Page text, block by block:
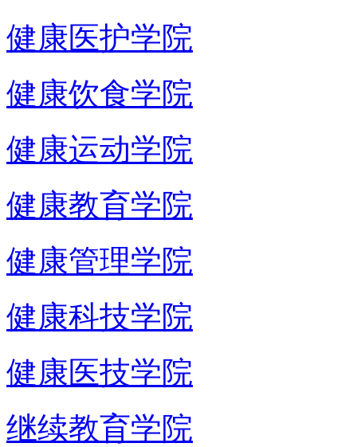
健康医护学院
健康饮食学院
健康运动学院
健康教育学院
健康管理学院
健康科技学院
健康医技学院
继续教育学院